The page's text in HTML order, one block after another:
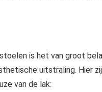
is het van groot
uitstraling. Hier
van de lak: